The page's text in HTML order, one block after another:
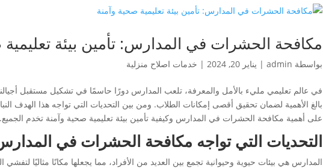
مكافحة الحشرات في المدارس: تأمين بيئة
بواسطة admin
| يناير 20, 2024 | خدمات اصلاح منزلية
في عالم تعليمي مليء بالأمل والمعرفة، تلعب المدارس دورًا حاسمًا في تشكيل مستقبل
بالغ الأهمية لضمان تحقيق أقصى إمكانات الطلاب. ومن بين التحديات التي تواجه هذا الهدف
على أهمية مكافحة الحشرات في المدارس وكيفية تأمين بيئة تعليمية صحية وآمنة تخدم الجميع.
التحديات التي تواجه مكافحة الحشرات في
المدارس هي بيئات حيوية وحيوانية تجمع بين العديد من الأفراد، مما يجعلها مكانًا مثاليًا